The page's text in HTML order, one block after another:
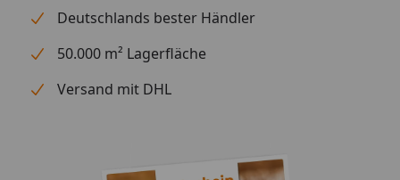
Deutschlands bester Händler
50.000 m² Lagerfläche
Versand mit DHL